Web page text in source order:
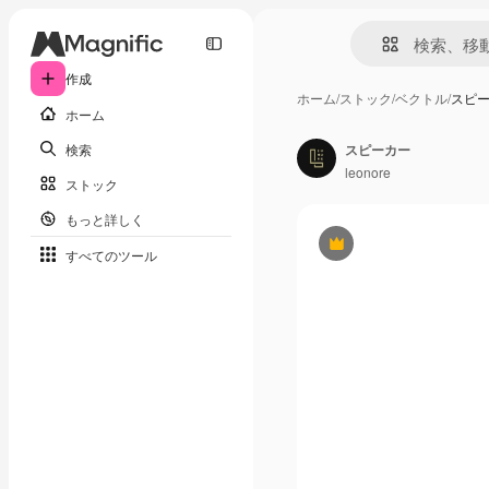
作成
ホーム
検索
ストック
もっと詳しく
すべてのツール
ホーム/ストック/ベクトル/スピ
Premium
スピーカー
leonore